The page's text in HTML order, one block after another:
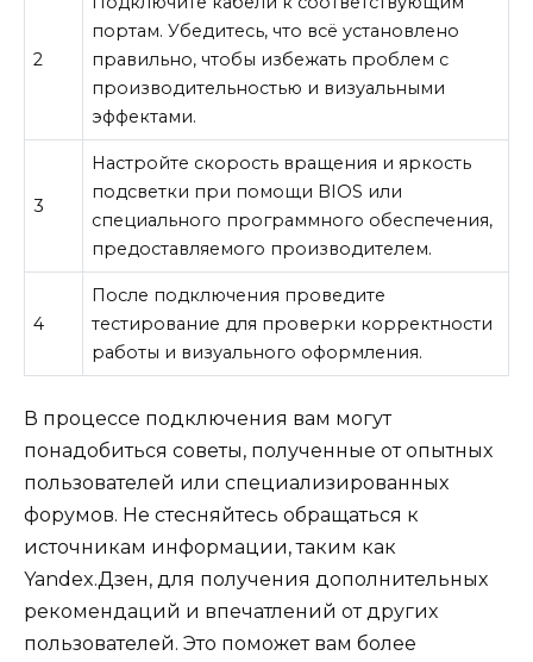
2
портам. Убедитесь, что всё установлено
правильно, чтобы избежать проблем с
производительностью и визуальными
эффектами.
3
Настройте скорость вращения и яркость
подсветки при помощи BIOS или
специального программного обеспечения,
предоставляемого производителем.
4
После подключения проведите
тестирование для проверки корректности
работы и визуального оформления.
В процессе подключения вам могут
понадобиться советы, полученные от опытных
пользователей или специализированных
форумов. Не стесняйтесь обращаться к
источникам информации, таким как
Yandex.Дзен, для получения дополнительных
рекомендаций и впечатлений от других
пользователей. Это поможет вам более